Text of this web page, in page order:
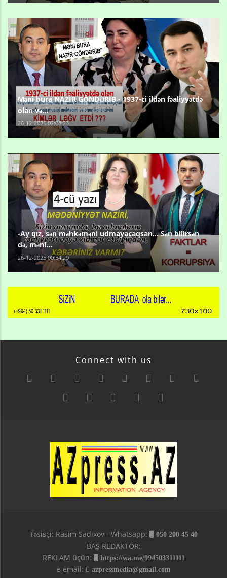
Məni bura NAZİR GÖNDƏRİB - 1937-ci ildən fəaliyyətdə
olan və...
26-12-2025 02:08:23
-Ay qız, sən məhkəməni udmayacaqsan... Sən bilirsən
də, məni...
26-12-2025 00:54:29
Connect with us
Təsisçi: Rasim Sadıxov - Whatsapp: 050 200 45 40
BAŞ REDAKTOR:
REKLAM üçün:
https://wa.me/994503311111
e-email: azpressmedia@gmail.com